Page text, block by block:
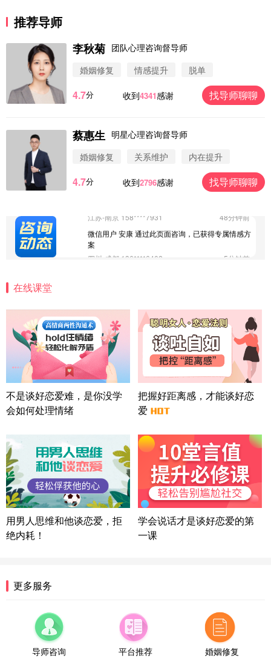
推荐导师
李秋菊 团队心理咨询督导师
婚姻修复
情感提升 脱单
4.7分 收到4341感谢 找导师聊聊
蔡惠生 明星心理咨询督导师
婚姻修复
关系维护 内在提升
4.7分 收到2796感谢 找导师聊聊
微信用户 圆圈 通过此页面咨询，已获得专属情感方
微信用户 Vnno 通过此页面咨询，已获得专属情感方
案
微信用户 大太阳 通过此页面咨询，已获得专属情感
微信用户 安康 通过此页面咨询，已获得专属情感方
案
四川-成都 136****6402
方案
上海-浦东 177****9074
56分钟前
微信用户 Liberty 通过此页面咨询，已获得专属情感
方案
广东-广州 188****5632
12分钟前
微信用户 司马锘 通过此页面咨询，已获得专属情感
方案
湖北-武汉 135****7410
陕西-西安 139****6283
3分钟前
微信用户 喜欢下雨天^ 通过此页面咨询，已获得专属
情感方案
浙江-宁波 150****8921
28分钟前
属情感方案
湖南-长沙 187****3359
山东-青岛 138****9975
7分钟前
微信用户 小任性 通过此页面咨询，已获得专属情感
在线课堂
不是谈好恋爱难，是你没学
会如何处理情绪
把握好距离感，才能谈好恋
爱
用男人思维和他谈恋爱，拒
绝内耗！
学会说话才是谈好恋爱的第
一课
更多服务
导师咨询 平台推荐 婚姻修复